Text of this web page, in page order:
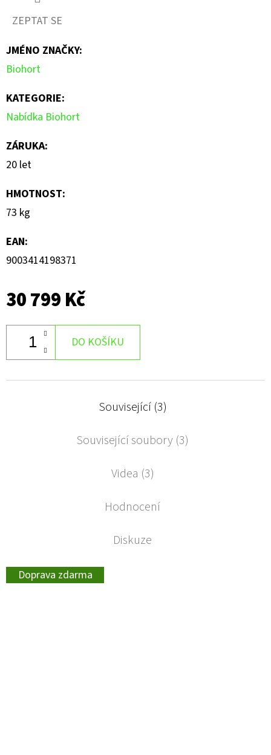
ZEPTAT SE
JMÉNO ZNAČKY:
Biohort
KATEGORIE:
Nabídka Biohort
ZÁRUKA:
20 let
HMOTNOST:
73 kg
EAN:
9003414198371
30 799 Kč
DO KOŠÍKU
Související (3)
Související soubory (3)
Videa (3)
Hodnocení
Diskuze
Doprava zdarma